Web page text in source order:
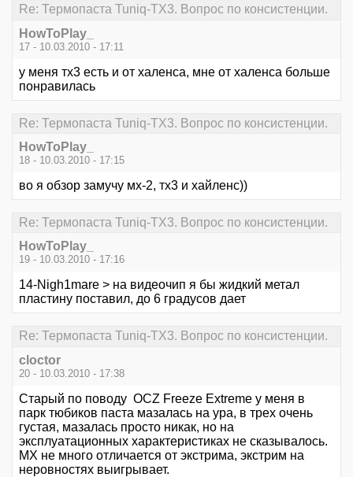
Re: Термопаста Tuniq-TX3. Вопрос по консистенции.
HowToPlay_
17 - 10.03.2010 - 17:11
у меня тх3 есть и от халенса, мне от халенса больше
понравилась
Re: Термопаста Tuniq-TX3. Вопрос по консистенции.
HowToPlay_
18 - 10.03.2010 - 17:15
во я обзор замучу мх-2, тх3 и хайленс))
Re: Термопаста Tuniq-TX3. Вопрос по консистенции.
HowToPlay_
19 - 10.03.2010 - 17:16
14-Nigh1mare > на видеочип я бы жидкий метал
пластину поставил, до 6 градусов дает
Re: Термопаста Tuniq-TX3. Вопрос по консистенции.
cloctor
20 - 10.03.2010 - 17:38
Старый по поводу OCZ Freeze Extreme у меня в
парк тюбиков паста мазалась на ура, в трех очень
густая, мазалась просто никак, но на
эксплуатационных характеристиках не сказывалось.
МХ не много отличается от экстрима, экстрим на
неровностях выигрывает.